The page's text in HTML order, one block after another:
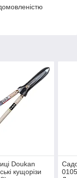
Doukan
кущорізи